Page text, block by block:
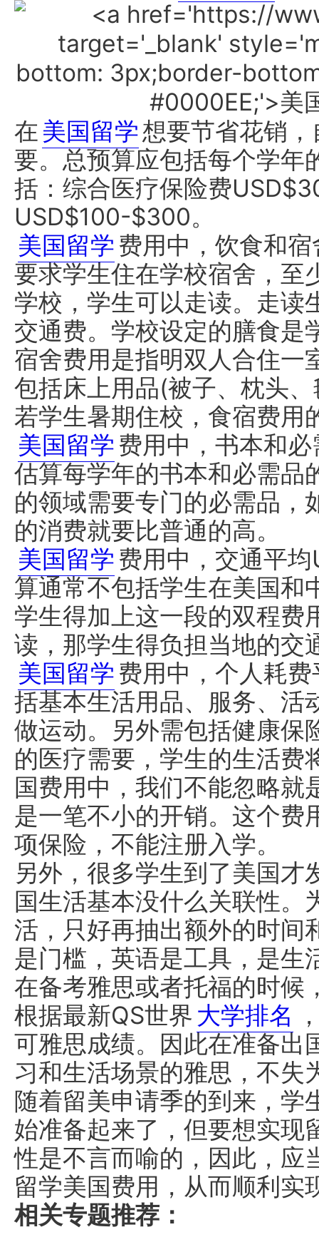
在 美国留学想要节省花销
要。总预算应包括每个学年
括：综合医疗保险费
USD$100-$300。
美国留学 费用中，饮食和
要求学生住在学校宿舍，至
学校，学生可以走读。走读
交通费。学校设定的膳食是
宿舍费用是指明双人合住一
包括床上用品(被子、枕头
若学生暑期住校，食宿费用
美国留学 费用中，书本和
估算每学年的书本和必需品
的领域需要专门的必需品，
的消费就要比普通的高。
美国留学 费用中，交通平
算通常不包括学生在美国和
学生得加上这一段的双程费
读，那学生得负担当地的交
美国留学 费用中，个人耗
括基本生活用品、服务、活
做运动。另外需包括健康保
的医疗需要，学生的生活费
国费用中，我们不能忽略就
是一笔不小的开销。这个费
项保险，不能注册入学。
另外，很多学生到了美国才
国生活基本没什么关联性。
活，只好再抽出额外的时间
是门槛，英语是工具，是生
在备考雅思或者托福的时候
根据最新QS世界 大学排名
可雅思成绩。因此在准备出
习和生活场景的雅思，不失
随着留美申请季的到来，学
始准备起来了，但要想实现
性是不言而喻的，因此，应
留学美国费用，从而顺利实
相关专题推荐：